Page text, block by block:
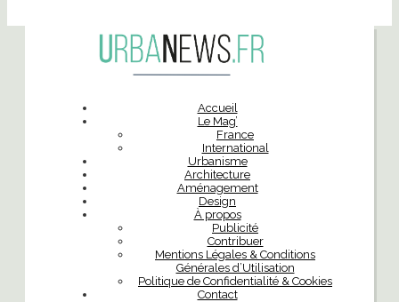
Accueil
Le Mag’
France
International
Urbanisme
Architecture
Aménagement
Design
À propos
Publicité
Contribuer
Mentions Légales & Conditions
Générales d’Utilisation
Politique de Confidentialité & Cookies
Contact